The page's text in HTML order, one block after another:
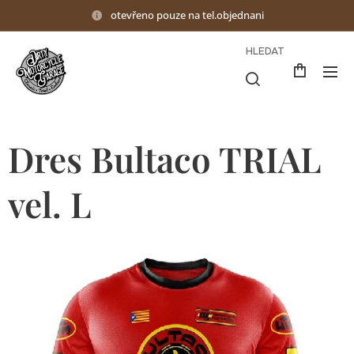
otevřeno pouze na tel.objednani
HLEDAT
Dres Bultaco TRIAL
vel. L